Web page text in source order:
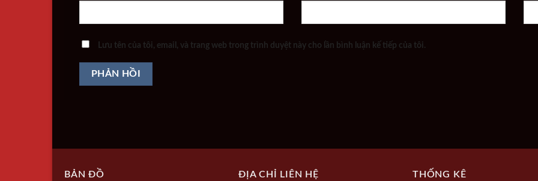
Lưu tên của tôi, email, và trang web trong trình duyệt này cho lần bình luận kế tiếp của tôi.
BẢN ĐỒ ĐỊA CHỈ LIÊN HỆ THỐNG KÊ